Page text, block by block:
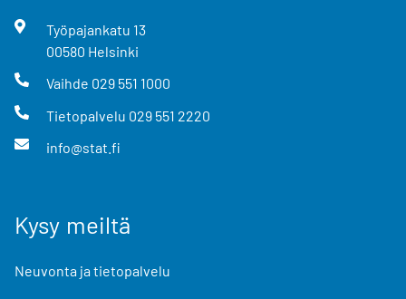
Työpajankatu 13
00580 Helsinki
Vaihde 029 551 1000
Tietopalvelu 029 551 2220
info@stat.fi
Kysy meiltä
Neuvonta ja tietopalvelu